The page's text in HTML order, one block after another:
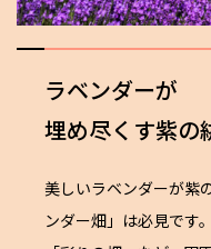
ラベンダーが
埋め尽くす紫の
美しいラベンダーが紫
ンダー畑」は必見です